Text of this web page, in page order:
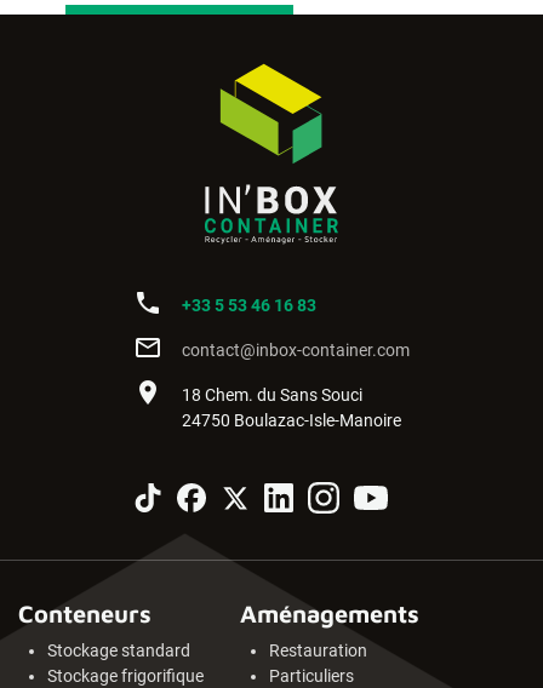
phone +33 5 53 46 16 83
mail_outline contact@inbox-container.com
place
18 Chem. du Sans Souci
24750 Boulazac-Isle-Manoire
Conteneurs
Stockage standard
Stockage frigorifique
Aménagements
Restauration
Particuliers